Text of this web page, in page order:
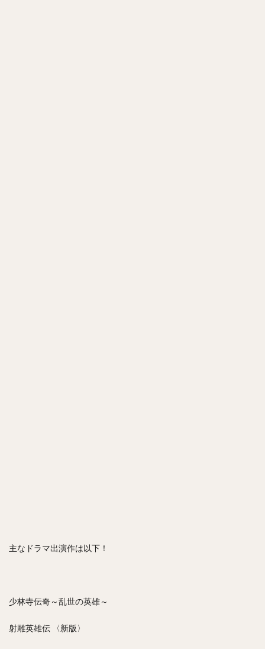
主なドラマ出演作は以下！
少林寺伝奇～乱世の英雄～
射雕英雄伝 〈新版〉